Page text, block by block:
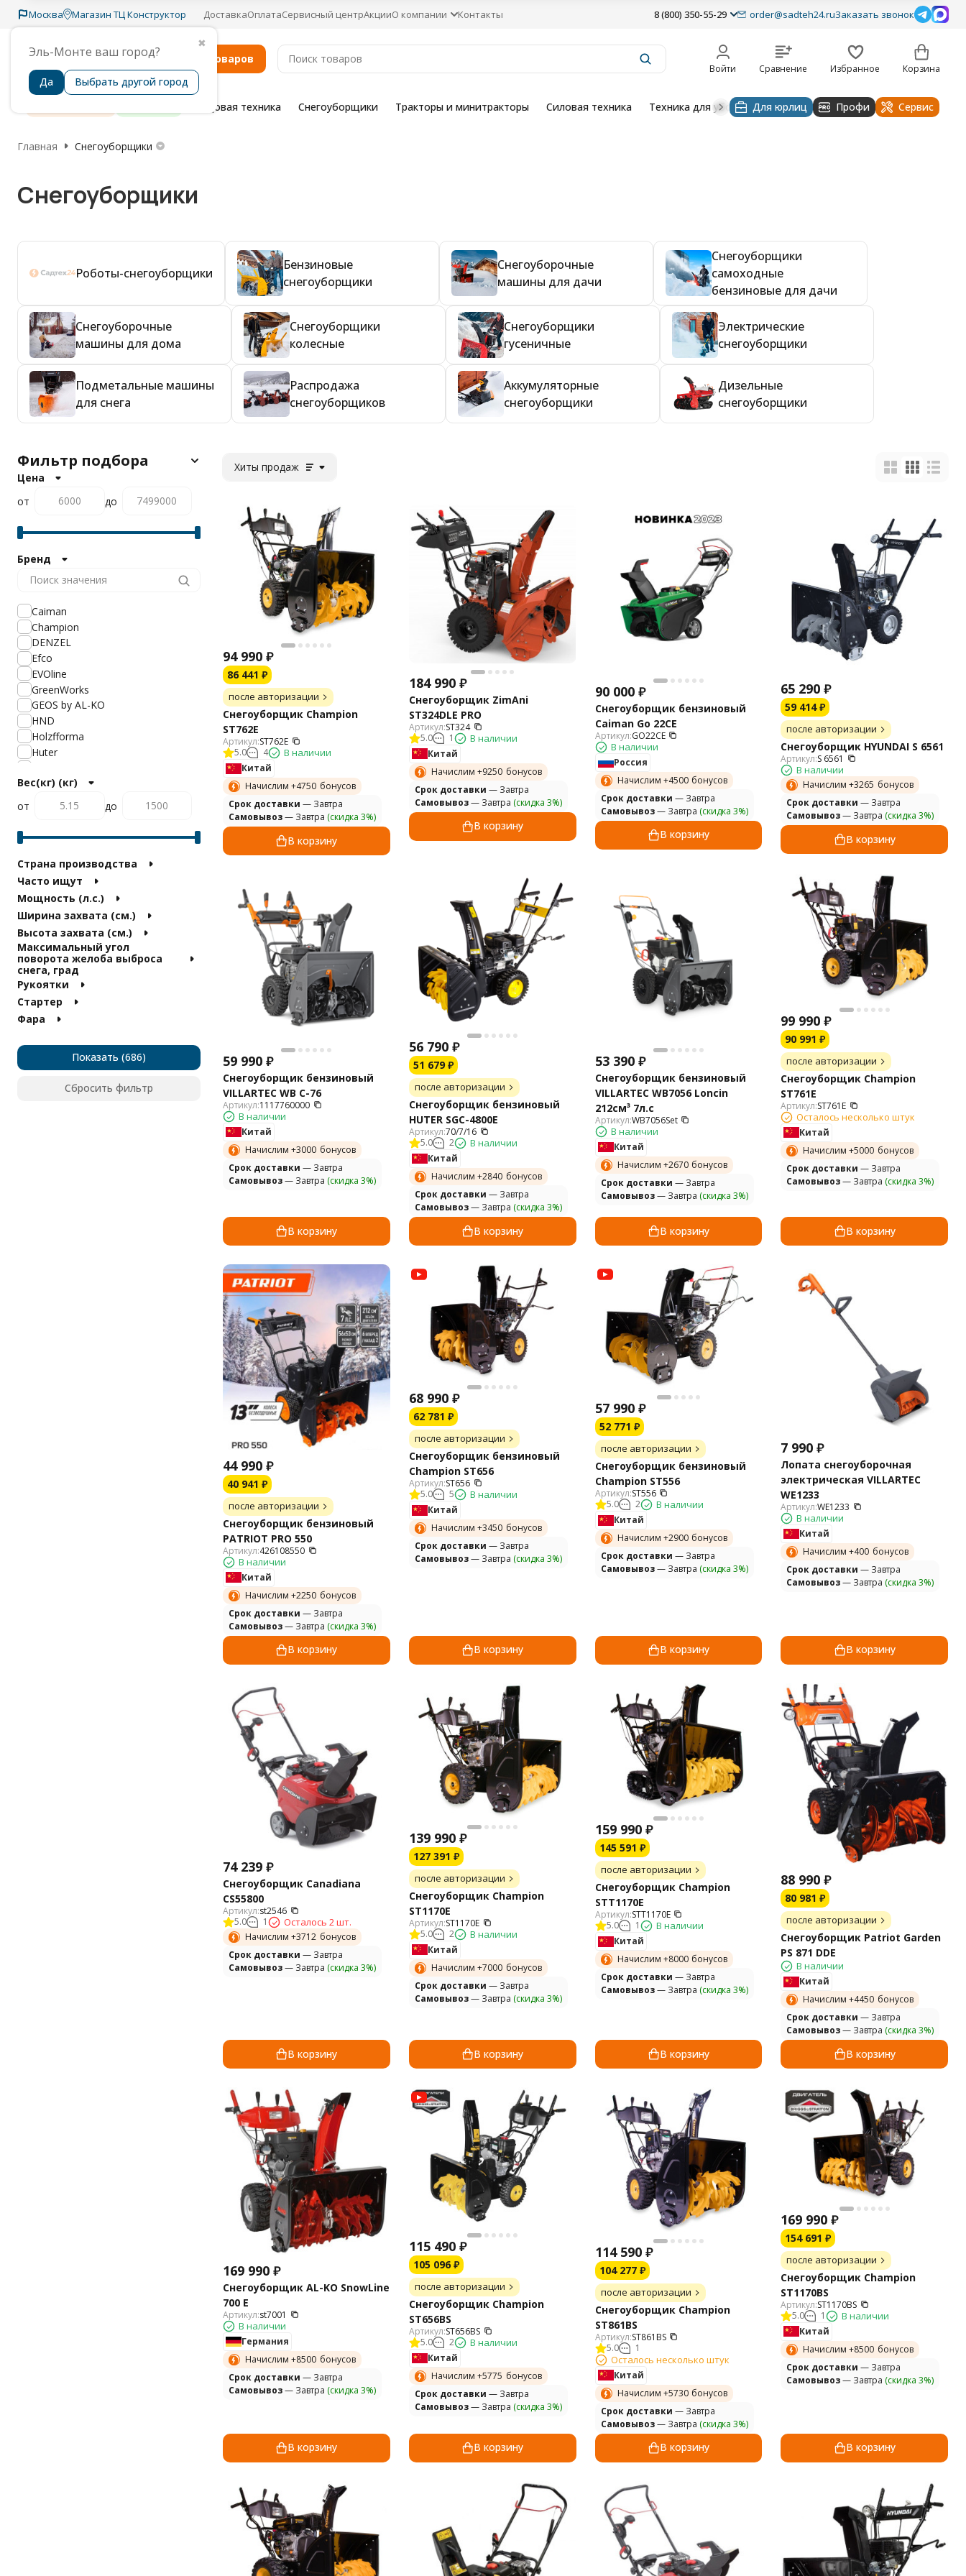
Москва
✖
Эль-Монте ваш город?
Да Выбрать другой город
Магазин ТЦ Конструктор ДоставкаОплатаСервисный центрАкцииО компании Контакты 8 (800) 350-55-29 order@sadteh24.ruЗаказать звонок
Каталог товаров
Войти Сравнение Избранное Корзина
Садовая техника Снегоуборщики Тракторы и минитракторы Силовая техника Техника для уборки Строительная техника
Для юрлиц Профи Сервис
Главная Снегоуборщики
Снегоуборщики
Роботы-снегоуборщики
Бензиновые
снегоуборщики
Снегоуборочные
машины для дачи
Cнегоуборщики
самоходные
бензиновые для дачи
Снегоуборочные
машины для дома
Снегоуборщики
колесные
Снегоуборщики
гусеничные
Электрические
снегоуборщики
Подметальные машины
для снега
Распродажа
снегоуборщиков
Аккумуляторные
снегоуборщики
Дизельные
снегоуборщики
Хиты продаж
94 990 ₽
86 441 ₽
после авторизации
Снегоуборщик Champion
ST762E
Артикул:ST762E
5.0
4 В наличии
Китай
Начислим +4750 бонусов
Cрок доставки — Завтра
Самовывоз— Завтра (скидка 3%)
В корзину
184 990 ₽
Снегоуборщик ZimAni
ST324DLE PRO
Артикул:ST324
5.0
1 В наличии
Китай
Начислим +9250 бонусов
Cрок доставки — Завтра
Самовывоз— Завтра (скидка 3%)
В корзину
90 000 ₽
Снегоуборщик бензиновый
Caiman Go 22CE
Артикул:GO22CE
В наличии
Россия
Начислим +4500 бонусов
Cрок доставки — Завтра
Самовывоз— Завтра (скидка 3%)
В корзину
65 290 ₽
59 414 ₽
после авторизации
Снегоуборщик HYUNDAI S 6561
Артикул:S 6561
В наличии
Начислим +3265 бонусов
Cрок доставки — Завтра
Самовывоз— Завтра (скидка 3%)
В корзину
59 990 ₽
Снегоуборщик бензиновый
VILLARTEC WB C-76
Артикул:1117760000
В наличии
Китай
Начислим +3000 бонусов
Cрок доставки — Завтра
Самовывоз— Завтра (скидка 3%)
В корзину
56 790 ₽
51 679 ₽
после авторизации
Снегоуборщик бензиновый
HUTER SGC-4800E
Артикул:70/7/16
5.0
2 В наличии
Китай
Начислим +2840 бонусов
Cрок доставки — Завтра
Самовывоз— Завтра (скидка 3%)
В корзину
53 390 ₽
Снегоуборщик бензиновый
VILLARTEC WB7056 Loncin
212см³ 7л.с
Артикул:WB7056Set
В наличии
Китай
Начислим +2670 бонусов
Cрок доставки — Завтра
Самовывоз— Завтра (скидка 3%)
В корзину
99 990 ₽
90 991 ₽
после авторизации
Снегоуборщик Champion
ST761E
Артикул:ST761E
Осталось несколько штук
Китай
Начислим +5000 бонусов
Cрок доставки — Завтра
Самовывоз— Завтра (скидка 3%)
В корзину
44 990 ₽
40 941 ₽
после авторизации
Снегоуборщик бензиновый
PATRIOT PRO 550
Артикул:426108550
В наличии
Китай
Начислим +2250 бонусов
Cрок доставки — Завтра
Самовывоз— Завтра (скидка 3%)
В корзину
68 990 ₽
62 781 ₽
после авторизации
Снегоуборщик бензиновый
Champion ST656
Артикул:ST656
5.0
5 В наличии
Китай
Начислим +3450 бонусов
Cрок доставки — Завтра
Самовывоз— Завтра (скидка 3%)
В корзину
57 990 ₽
52 771 ₽
после авторизации
Снегоуборщик бензиновый
Champion ST556
Артикул:ST556
5.0
2 В наличии
Китай
Начислим +2900 бонусов
Cрок доставки — Завтра
Самовывоз— Завтра (скидка 3%)
В корзину
7 990 ₽
Лопата снегоуборочная
электрическая VILLARTEC
WE1233
Артикул:WE1233
В наличии
Китай
Начислим +400 бонусов
Cрок доставки — Завтра
Самовывоз— Завтра (скидка 3%)
В корзину
74 239 ₽
Снегоуборщик Canadiana
CS55800
Артикул:st2546
5.0
1 Осталось 2 шт.
Начислим +3712 бонусов
Cрок доставки — Завтра
Самовывоз— Завтра (скидка 3%)
В корзину
139 990 ₽
127 391 ₽
после авторизации
Снегоуборщик Champion
ST1170E
Артикул:ST1170E
5.0
2 В наличии
Китай
Начислим +7000 бонусов
Cрок доставки — Завтра
Самовывоз— Завтра (скидка 3%)
В корзину
159 990 ₽
145 591 ₽
после авторизации
Снегоуборщик Champion
STT1170E
Артикул:STT1170E
5.0
1 В наличии
Китай
Начислим +8000 бонусов
Cрок доставки — Завтра
Самовывоз— Завтра (скидка 3%)
В корзину
88 990 ₽
80 981 ₽
после авторизации
Снегоуборщик Patriot Garden
PS 871 DDE
В наличии
Китай
Начислим +4450 бонусов
Cрок доставки — Завтра
Самовывоз— Завтра (скидка 3%)
В корзину
169 990 ₽
Снегоуборщик AL-KO SnowLine
700 E
Артикул:st7001
В наличии
Германия
Начислим +8500 бонусов
Cрок доставки — Завтра
Самовывоз— Завтра (скидка 3%)
В корзину
115 490 ₽
105 096 ₽
после авторизации
Снегоуборщик Champion
ST656BS
Артикул:ST656BS
5.0
2 В наличии
Китай
Начислим +5775 бонусов
Cрок доставки — Завтра
Самовывоз— Завтра (скидка 3%)
В корзину
114 590 ₽
104 277 ₽
после авторизации
Снегоуборщик Champion
ST861BS
Артикул:ST861BS
5.0
1
Осталось несколько штук
Китай
Начислим +5730 бонусов
Cрок доставки — Завтра
Самовывоз— Завтра (скидка 3%)
В корзину
169 990 ₽
154 691 ₽
после авторизации
Снегоуборщик Champion
ST1170BS
Артикул:ST1170BS
5.0
1 В наличии
Китай
Начислим +8500 бонусов
Cрок доставки — Завтра
Самовывоз— Завтра (скидка 3%)
В корзину
Фильтр подбора
Цена
от
до
Бренд
Caiman
Champion
DENZEL
Efco
EVOline
GreenWorks
GEOS by AL-KO
HND
Holzfforma
Huter
Katana
Yard Fox
Мобил К
Калибр
AL-KO
Cub Cadet
Daewoo
Honda
Husqvarna
MTD
Pubert
Ariens
Canadiana
Вес(кг) (кг)
от
до
Страна производства
Часто ищут
Мощность (л.с.)
Ширина захвата (см.)
Высота захвата (см.)
Максимальный угол
поворота желоба выброса
снега, град
Рукоятки
Стартер
Фара
Показать
Сбросить фильтр